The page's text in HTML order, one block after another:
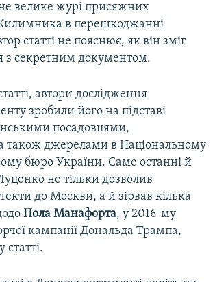
велике журі присяжних
в перешкоджанні
статті не пояснює, як він зміг
з секретним документом.
автори дослідження
зробили його на підставі
посадовцями,
також джерелами в Національному
бюро України. Саме останні й
не тільки дозволив
до Москви, а й зірвав кілька
Пола Манафорта, у 2016-му
кампанії Дональда Трампа,
статті.